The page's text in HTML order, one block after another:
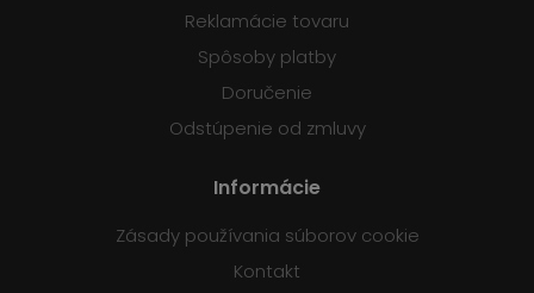
Reklamácie tovaru
Spôsoby platby
Doručenie
Odstúpenie od zmluvy
Informácie
Zásady používania súborov cookie
Kontakt